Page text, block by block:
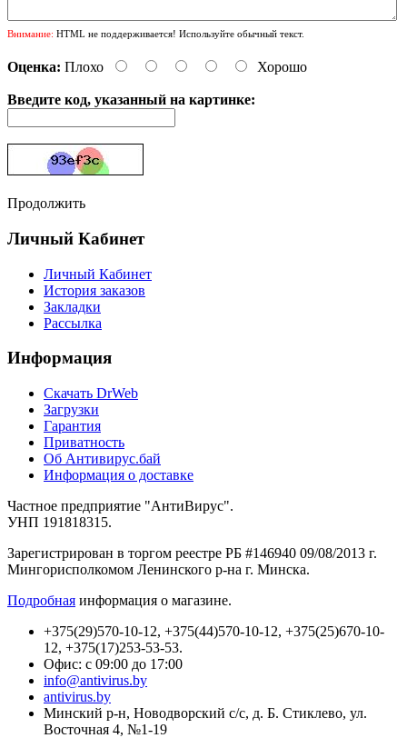
Внимание: HTML не поддерживается! Используйте обычный текст.
Оценка: Плохо Хорошо
Введите код, указанный на картинке:
Продолжить
Личный Кабинет
Личный Кабинет
История заказов
Закладки
Рассылка
Информация
Cкачать DrWeb
Загрузки
Гарантия
Приватность
Об Антивирус.бай
Информация о доставке
Частное предприятие "АнтиВирус".
УНП 191818315.
Зарегистрирован в торгом реестре РБ #146940 09/08/2013 г.
Мингорисполкомом Ленинского р-на г. Минска.
Подробная информация о магазине.
+375(29)570-10-12, +375(44)570-10-12, +375(25)670-10-
12, +375(17)253-53-53.
Офис: с 09:00 до 17:00
info@antivirus.by
antivirus.by
Минский р-н, Новодворский с/с, д. Б. Стиклево, ул.
Восточная 4, №1-19